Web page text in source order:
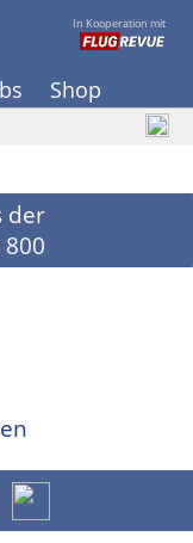
In Kooperation mit
Shop
der
800